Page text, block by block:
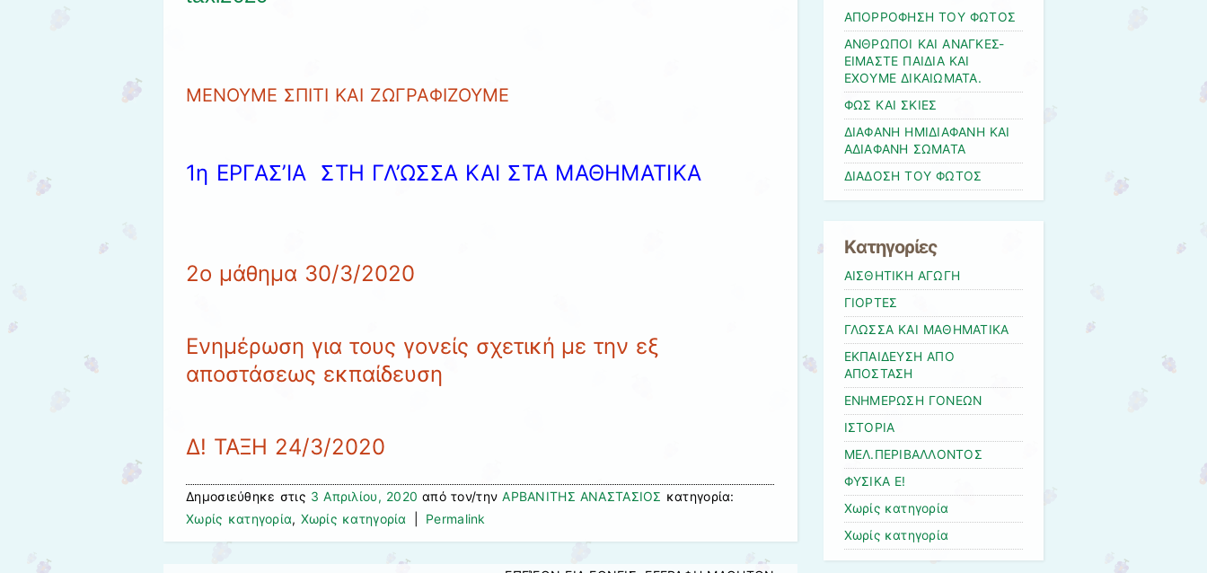
ΜΕΝΟΥΜΕ ΣΠΙΤΙ ΚΑΙ ΖΩΓΡΑΦΙΖΟΥΜΕ
1η ΕΡΓΑΣ’ΙΑ ΣΤΗ ΓΛ’ΩΣΣΑ ΚΑΙ ΣΤΑ ΜΑΘΗΜΑΤΙΚΑ
2ο μάθημα 30/3/2020
Ενημέρωση για τους γονείς σχετική με την εξ
αποστάσεως εκπαίδευση
Δ! ΤΑΞΗ 24/3/2020
Δημοσιεύθηκε στις 3 Απριλίου, 2020 από τον/τηνΑΡΒΑΝΙΤΗΣ ΑΝΑΣΤΑΣΙΟΣ κατηγορία:
Χωρίς κατηγορία, Χωρίς κατηγορία Permalink
ΑΠΟΡΡΟΦΗΣΗ ΤΟΥ ΦΩΤΟΣ
ΑΝΘΡΩΠΟΙ ΚΑΙ ΑΝΑΓΚΕΣ-
ΕΙΜΑΣΤΕ ΠΑΙΔΙΑ ΚΑΙ
ΕΧΟΥΜΕ ΔΙΚΑΙΩΜΑΤΑ.
ΦΩΣ ΚΑΙ ΣΚΙΕΣ
ΔΙΑΦΑΝΗ ΗΜΙΔΙΑΦΑΝΗ ΚΑΙ
ΑΔΙΑΦΑΝΗ ΣΩΜΑΤΑ
ΔΙΑΔΟΣΗ ΤΟΥ ΦΩΤΟΣ
Kατηγορίες
ΑΙΣΘΗΤΙΚΗ ΑΓΩΓΗ
ΓΙΟΡΤΕΣ
ΓΛΩΣΣΑ ΚΑΙ ΜΑΘΗΜΑΤΙΚΑ
ΕΚΠΑΙΔΕΥΣΗ ΑΠΟ
ΑΠΟΣΤΑΣΗ
ΕΝΗΜΕΡΩΣΗ ΓΟΝΕΩΝ
ΙΣΤΟΡΙΑ
ΜΕΛ.ΠΕΡΙΒΑΛΛΟΝΤΟΣ
ΦΥΣΙΚΑ Ε!
Χωρίς κατηγορία
Χωρίς κατηγορία